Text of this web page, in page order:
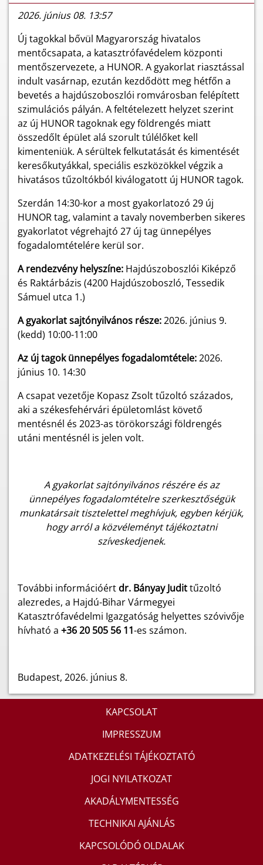
2026. június 08. 13:57
Új tagokkal bővül Magyarország hivatalos
mentőcsapata, a katasztrófavédelem központi
mentőszervezete, a HUNOR. A gyakorlat riasztással
indult vasárnap, ezután kezdődött meg hétfőn a
bevetés a hajdúszoboszlói romvárosban felépített
szimulációs pályán. A feltételezett helyzet szerint
az új HUNOR tagoknak egy földrengés miatt
összedőlt épület alá szorult túlélőket kell
kimenteniük. A sérültek felkutatását és kimentését
keresőkutyákkal, speciális eszközökkel végzik a
hivatásos tűzoltókból kiválogatott új HUNOR tagok.
Szerdán 14:30-kor a most gyakorlatozó 29 új
HUNOR tag, valamint a tavaly novemberben sikeres
gyakorlatot végrehajtó 27 új tag ünnepélyes
fogadalomtételére kerül sor.
A rendezvény helyszíne: Hajdúszoboszlói Kiképző
és Raktárbázis (4200 Hajdúszoboszló, Tessedik
Sámuel utca 1.)
A gyakorlat sajtónyilvános része:2026. június 9.
(kedd) 10:00-11:00
Az új tagok ünnepélyes fogadalomtétele:2026.
június 10. 14:30
A csapat vezetője Kopasz Zsolt tűzoltó százados,
aki a székesfehérvári épületomlást követő
mentésnél és 2023-as törökországi földrengés
utáni mentésnél is jelen volt.
A gyakorlat sajtónyilvános részére és az
ünnepélyes fogadalomtételre szerkesztőségük
munkatársait tisztelettel meghívjuk, egyben kérjük,
hogy arról a közvéleményt tájékoztatni
szíveskedjenek.
További információért dr. Bányay Judittűzoltó
alezredes, a Hajdú-Bihar Vármegyei
Katasztrófavédelmi Igazgatóság helyettes szóvivője
hívható a +36 20 505 56 11-es számon.
Budapest, 2026. június 8.
KAPCSOLAT
IMPRESSZUM
ADATKEZELÉSI TÁJÉKOZTATÓ
JOGI NYILATKOZAT
AKADÁLYMENTESSÉG
TECHNIKAI AJÁNLÁS
KAPCSOLÓDÓ OLDALAK